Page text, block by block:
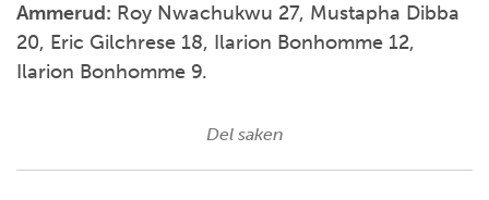
Ammerud: Roy Nwachukwu 27, Mustapha Dibba
20, Eric Gilchrese 18, Ilarion Bonhomme 12,
Ilarion Bonhomme 9.
Del saken